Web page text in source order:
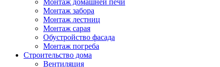
Монтаж домашней печи
Монтаж забора
Монтаж лестниц
Монтаж сарая
Обустройство фасада
Монтаж погреба
Строительство дома
Вентиляция